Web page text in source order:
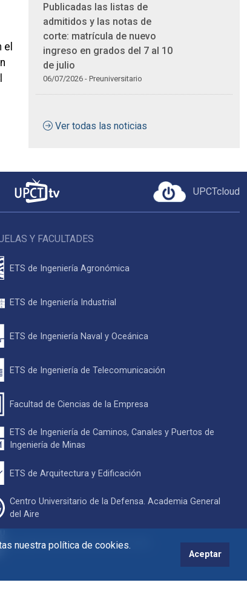
nuestra política de cookies.
Aceptar
Publicadas las listas de
admitidos y las notas de
corte: matrícula de nuevo
ingreso en grados del 7 al 10
de julio
06/07/2026 - Preuniversitario
Ver todas las noticias
UPCTcloud
Y FACULTADES
ETS de Ingeniería Agronómica
ETS de Ingeniería Industrial
ETS de Ingeniería Naval y Oceánica
ETS de Ingeniería de Telecomunicación
Facultad de Ciencias de la Empresa
ETS de Ingeniería de Caminos, Canales y Puertos de
Ingeniería de Minas
ETS de Arquitectura y Edificación
Centro Universitario de la Defensa. Academia General
del Aire
Escuela Internacional de Doctorado